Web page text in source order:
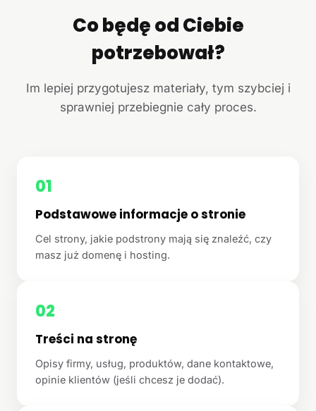
Co będę od Ciebie
potrzebował?
Im lepiej przygotujesz materiały, tym szybciej i
sprawniej przebiegnie cały proces.
01
Podstawowe informacje o stronie
Cel strony, jakie podstrony mają się znaleźć, czy
masz już domenę i hosting.
02
Treści na stronę
Opisy firmy, usług, produktów, dane kontaktowe,
opinie klientów (jeśli chcesz je dodać).